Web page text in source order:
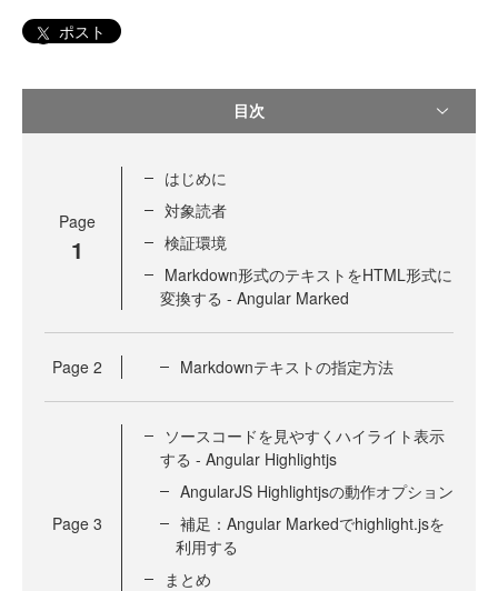
ポスト
目次
Page
1
はじめに
対象読者
検証環境
Markdown形式のテキストをHTML形式に
変換する - Angular Marked
Page 2 Markdownテキストの指定方法
Page 3
ソースコードを見やすくハイライト表示
する - Angular Highlightjs
AngularJS Highlightjsの動作オプション
補足：Angular Markedでhighlight.jsを
利用する
まとめ